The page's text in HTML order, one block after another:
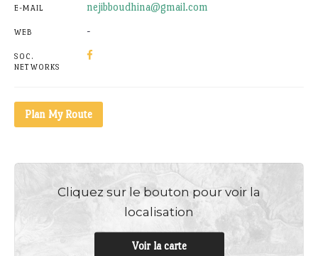
E-MAIL nejibboudhina@gmail.com
WEB -
SOC.
NETWORKS
Plan My Route
Cliquez sur le bouton pour voir la
localisation
Voir la carte